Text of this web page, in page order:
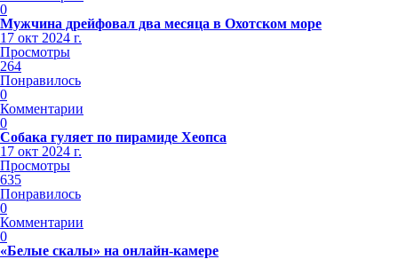
0
Мужчина дрейфовал два месяца в Охотском море
17 окт 2024 г.
Просмотры
264
Понравилось
0
Комментарии
0
Собака гуляет по пирамиде Хеопса
17 окт 2024 г.
Просмотры
635
Понравилось
0
Комментарии
0
«Белые скалы» на онлайн-камере